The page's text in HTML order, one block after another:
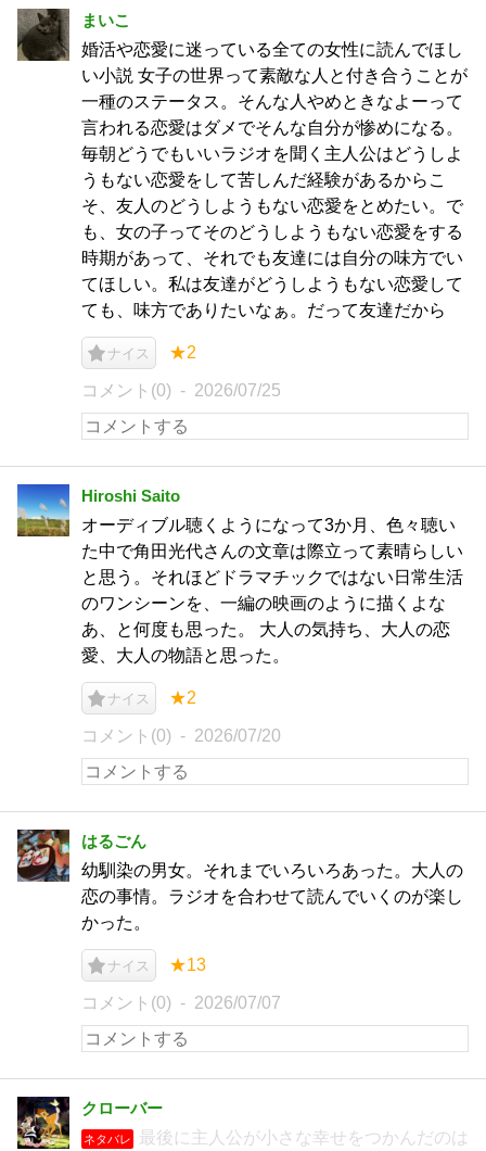
まいこ
婚活や恋愛に迷っている全ての女性に読んでほし
い小説 女子の世界って素敵な人と付き合うことが
一種のステータス。そんな人やめときなよーって
言われる恋愛はダメでそんな自分が惨めになる。
毎朝どうでもいいラジオを聞く主人公はどうしよ
うもない恋愛をして苦しんだ経験があるからこ
そ、友人のどうしようもない恋愛をとめたい。で
も、女の子ってそのどうしようもない恋愛をする
時期があって、それでも友達には自分の味方でい
てほしい。私は友達がどうしようもない恋愛して
ても、味方でありたいなぁ。だって友達だから
ナイス ★2
コメント(0) 2026/07/25
Hiroshi Saito
オーディブル聴くようになって3か月、色々聴い
た中で角田光代さんの文章は際立って素晴らしい
と思う。それほどドラマチックではない日常生活
のワンシーンを、一編の映画のように描くよな
あ、と何度も思った。 大人の気持ち、大人の恋
愛、大人の物語と思った。
ナイス ★2
コメント(0) 2026/07/20
はるごん
幼馴染の男女。それまでいろいろあった。大人の
恋の事情。ラジオを合わせて読んでいくのが楽し
かった。
ナイス ★13
コメント(0) 2026/07/07
クローバー
ネタバレ 最後に主人公が小さな幸せをつかんだのは